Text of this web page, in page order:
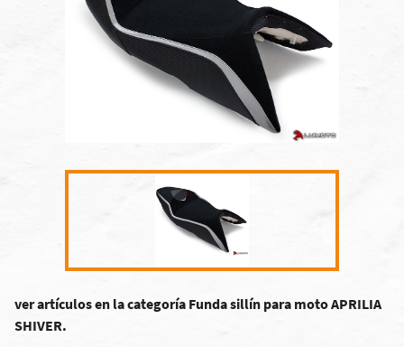
ver artículos en la categoría Funda sillín para moto APRILIA
SHIVER.